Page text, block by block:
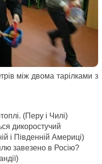
між двома тарілками з
(Перу і Чилі)
дикоростучий
і Південній Америці)
завезено в Росію?